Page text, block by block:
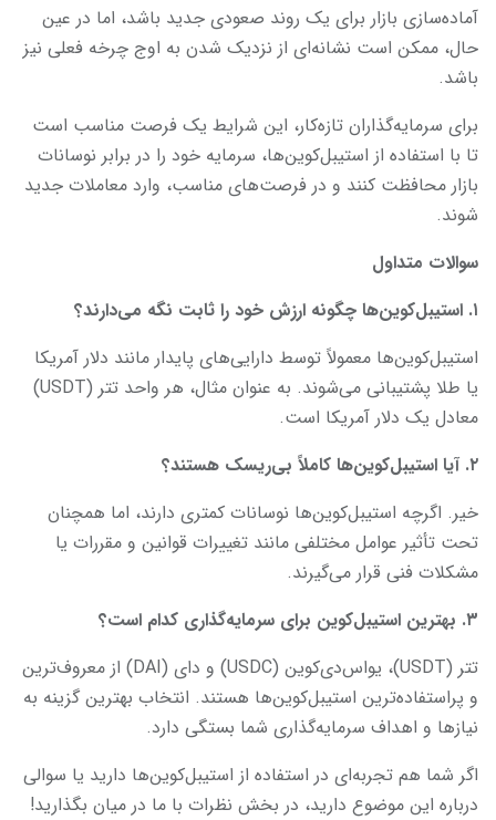
آماده‌سازی بازار برای یک روند صعودی جدید باشد، اما در عین
حال، ممکن است نشانه‌ای از نزدیک شدن به اوج چرخه فعلی نیز
باشد.
برای سرمایه‌گذاران تازه‌کار، این شرایط یک فرصت مناسب است
تا با استفاده از استیبل‌کوین‌ها، سرمایه خود را در برابر نوسانات
بازار محافظت کنند و در فرصت‌های مناسب، وارد معاملات جدید
شوند.
سوالات متداول
۱. استیبل‌کوین‌ها چگونه ارزش خود را ثابت نگه می‌دارند؟
استیبل‌کوین‌ها معمولاً توسط دارایی‌های پایدار مانند دلار آمریکا
یا طلا پشتیبانی می‌شوند. به عنوان مثال، هر واحد تتر (USDT)
معادل یک دلار آمریکا است.
۲. آیا استیبل‌کوین‌ها کاملاً بی‌ریسک هستند؟
خیر. اگرچه استیبل‌کوین‌ها نوسانات کمتری دارند، اما همچنان
تحت تأثیر عوامل مختلفی مانند تغییرات قوانین و مقررات یا
مشکلات فنی قرار می‌گیرند.
۳. بهترین استیبل‌کوین برای سرمایه‌گذاری کدام است؟
تتر (USDT)، یو‌اس‌دی‌کوین (USDC) و دای (DAI) از معروف‌ترین
و پراستفاده‌ترین استیبل‌کوین‌ها هستند. انتخاب بهترین گزینه به
نیازها و اهداف سرمایه‌گذاری شما بستگی دارد.
اگر شما هم تجربه‌ای در استفاده از استیبل‌کوین‌ها دارید یا سوالی
درباره این موضوع دارید، در بخش نظرات با ما در میان بگذارید!